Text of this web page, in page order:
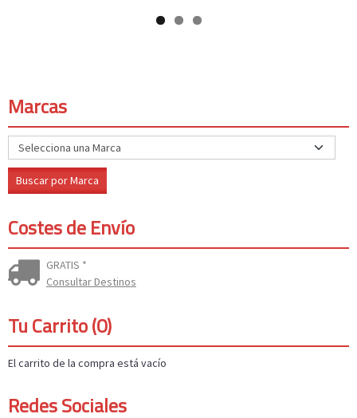
Marcas
Costes de Envío
GRATIS *
Consultar Destinos
Tu Carrito (0)
El carrito de la compra está vacío
Redes Sociales